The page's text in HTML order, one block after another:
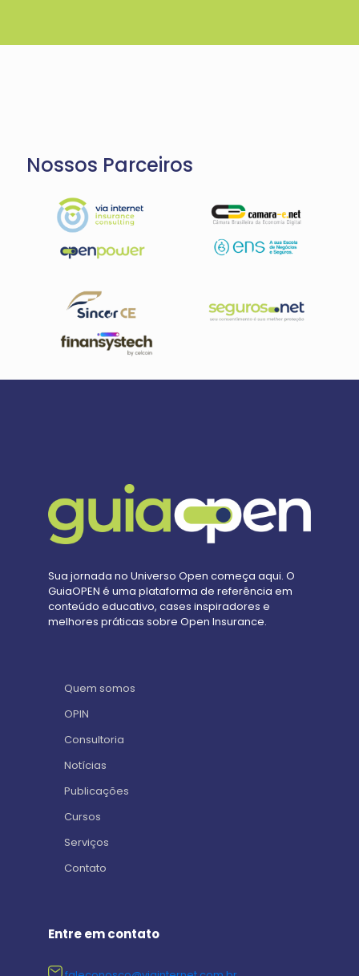
Nossos Parceiros
Sua jornada no Universo Open começa aqui. O
GuiaOPEN é uma plataforma de referência em
conteúdo educativo, cases inspiradores e
melhores práticas sobre Open Insurance.
Quem somos
OPIN
Consultoria
Notícias
Publicações
Cursos
Serviços
Contato
Entre em contato